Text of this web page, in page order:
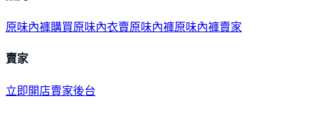
原味內褲購買原味內衣賣原味內褲原味內褲賣家
賣家
立即開店賣家後台